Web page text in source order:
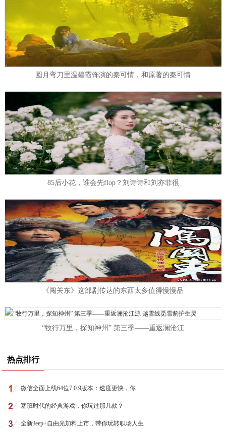
圆月弯刀里温碧霞饰演的秦可情，和原著的秦可情
85后小花，谁会先flop？刘诗诗和刘亦菲很
《闯关东》这部剧传达的东西太多值得慢慢品
“牧行万里，探知神州” 第三季——重返澜沧江
热点排行
微信全面上线64位7.0.9版本：速度更快，你
塞班时代的经典游戏，你玩过那几款？
全新Jeep+自由光加料上市，带你玩转职场人生